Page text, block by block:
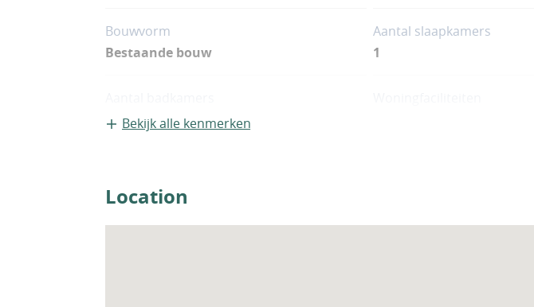
Bouwvorm
Bestaande bouw
Aantal slaapkamers
1
1 Bekijk alle kenmerken
Location